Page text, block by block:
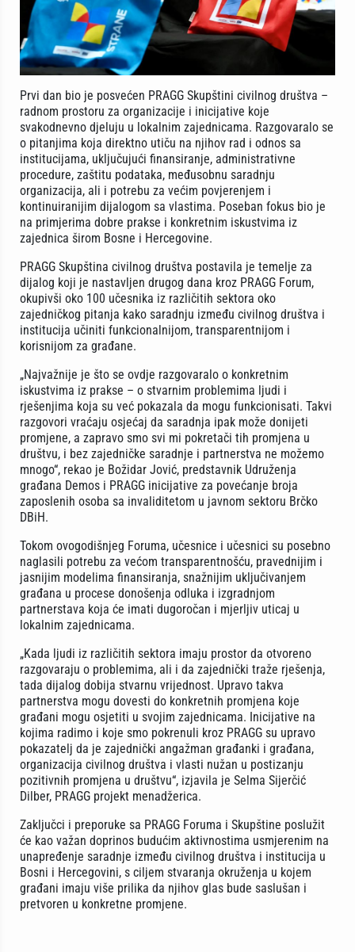
Prvi dan bio je posvećen PRAGG Skupštini civilnog društva –
radnom prostoru za organizacije i inicijative koje
svakodnevno djeluju u lokalnim zajednicama. Razgovaralo se
o pitanjima koja direktno utiču na njihov rad i odnos sa
institucijama, uključujući finansiranje, administrativne
procedure, zaštitu podataka, međusobnu saradnju
organizacija, ali i potrebu za većim povjerenjem i
kontinuiranijim dijalogom sa vlastima. Poseban fokus bio je
na primjerima dobre prakse i konkretnim iskustvima iz
zajednica širom Bosne i Hercegovine.
PRAGG Skupština civilnog društva postavila je temelje za
dijalog koji je nastavljen drugog dana kroz PRAGG Forum,
okupivši oko 100 učesnika iz različitih sektora oko
zajedničkog pitanja kako saradnju između civilnog društva i
institucija učiniti funkcionalnijom, transparentnijom i
korisnijom za građane.
„Najvažnije je što se ovdje razgovaralo o konkretnim
iskustvima iz prakse – o stvarnim problemima ljudi i
rješenjima koja su već pokazala da mogu funkcionisati. Takvi
razgovori vraćaju osjećaj da saradnja ipak može donijeti
promjene, a zapravo smo svi mi pokretači tih promjena u
društvu, i bez zajedničke saradnje i partnerstva ne možemo
mnogo“, rekao je Božidar Jović, predstavnik Udruženja
građana Demos i PRAGG inicijative za povećanje broja
zaposlenih osoba sa invaliditetom u javnom sektoru Brčko
DBiH.
Tokom ovogodišnjeg Foruma, učesnice i učesnici su posebno
naglasili potrebu za većom transparentnošću, pravednijim i
jasnijim modelima finansiranja, snažnijim uključivanjem
građana u procese donošenja odluka i izgradnjom
partnerstava koja će imati dugoročan i mjerljiv uticaj u
lokalnim zajednicama.
„Kada ljudi iz različitih sektora imaju prostor da otvoreno
razgovaraju o problemima, ali i da zajednički traže rješenja,
tada dijalog dobija stvarnu vrijednost. Upravo takva
partnerstva mogu dovesti do konkretnih promjena koje
građani mogu osjetiti u svojim zajednicama. Inicijative na
kojima radimo i koje smo pokrenuli kroz PRAGG su upravo
pokazatelj da je zajednički angažman građanki i građana,
organizacija civilnog društva i vlasti nužan u postizanju
pozitivnih promjena u društvu“, izjavila je Selma Sijerčić
Dilber, PRAGG projekt menadžerica.
Zaključci i preporuke sa PRAGG Foruma i Skupštine poslužit
će kao važan doprinos budućim aktivnostima usmjerenim na
unapređenje saradnje između civilnog društva i institucija u
Bosni i Hercegovini, s ciljem stvaranja okruženja u kojem
građani imaju više prilika da njihov glas bude saslušan i
pretvoren u konkretne promjene.